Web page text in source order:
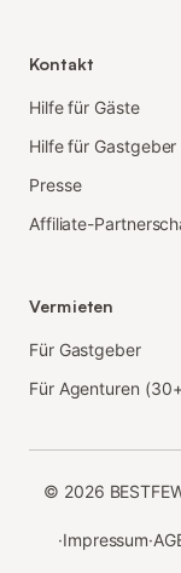
Kontakt
Hilfe für Gäste
Hilfe für Gastgeber
Presse
Affiliate-
Vermieten
Für Gastgeber
Für Agenturen
© 2026
·Impressum·